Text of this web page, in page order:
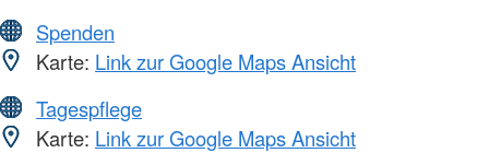
Spenden
Karte: Link zur Google Maps Ansicht
Tagespflege
Karte: Link zur Google Maps Ansicht